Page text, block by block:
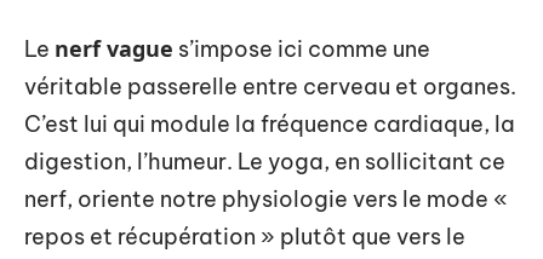
Le nerf vague s’impose ici comme une
véritable passerelle entre cerveau et organes.
C’est lui qui module la fréquence cardiaque, la
digestion, l’humeur. Le yoga, en sollicitant ce
nerf, oriente notre physiologie vers le mode «
repos et récupération » plutôt que vers le